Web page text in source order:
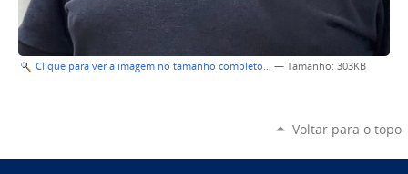
Clique para ver a imagem no tamanho completo… — Tamanho: 303KB
Voltar para o topo